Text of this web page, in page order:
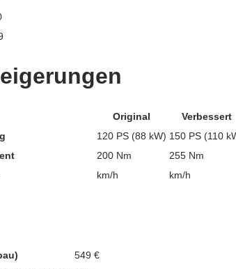
Original Verbessert
120 PS (88 kW) 150 PS (110
200 Nm 255 Nm
km/h km/h
549 €